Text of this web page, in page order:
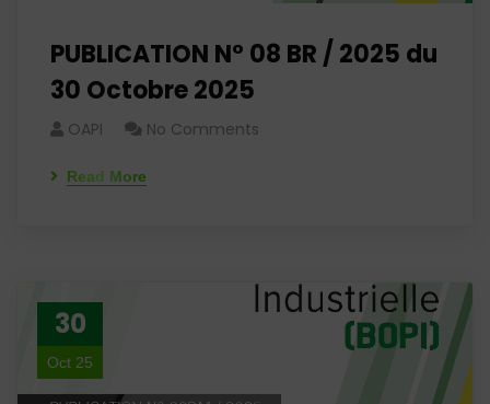
PUBLICATION N° 08 BR / 2025 du
30 Octobre 2025
OAPI No Comments
Read More
30
Oct 25